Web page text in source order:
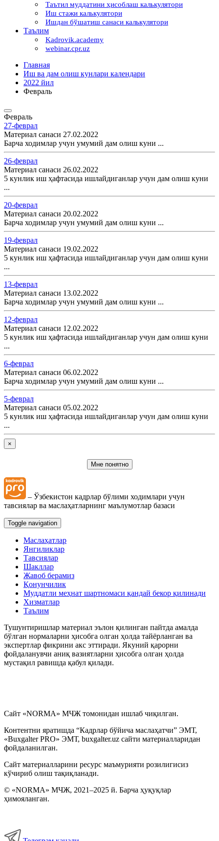
Таътил муддатини ҳисоблаш калькулятори
Иш стажи калькулятори
Ишдан бўшатиш санаси калькулятори
Таълим
Kadrovik.academy
webinar.cpr.uz
Главная
Иш ва дам олиш кунлари календари
2022 йил
Февраль
Февраль
27-феврал
Материал санаси 27.02.2022
Барча ходимлар учун умумий дам олиш куни ...
26-феврал
Материал санаси 26.02.2022
5 кунлик иш ҳафтасида ишлайдиганлар учун дам олиш куни
...
20-феврал
Материал санаси 20.02.2022
Барча ходимлар учун умумий дам олиш куни ...
19-феврал
Материал санаси 19.02.2022
5 кунлик иш ҳафтасида ишлайдиганлар учун дам олиш куни
...
13-феврал
Материал санаси 13.02.2022
Барча ходимлар учун умумий дам олиш куни ...
12-феврал
Материал санаси 12.02.2022
5 кунлик иш ҳафтасида ишлайдиганлар учун дам олиш куни
...
6-феврал
Материал санаси 06.02.2022
Барча ходимлар учун умумий дам олиш куни ...
5-феврал
Материал санаси 05.02.2022
5 кунлик иш ҳафтасида ишлайдиганлар учун дам олиш куни
...
×
Мне понятно
– Ўзбекистон кадрлар бўлими ходимлари учун
тавсиялар ва маслаҳатларнинг маълумотлар базаси
Toggle navigation
Маслаҳатлар
Янгиликлар
Тавсиялар
Шакллар
Жавоб берамиз
Қонунчилик
Муддатли меҳнат шартномаси қандай бекор қилинади
Хизматлар
Таълим
Тушунтиришлар материал эълон қилинган пайтда амалда
бўлган нормаларни ҳисобга олган ҳолда тайёрланган ва
экспертлар фикрини акс эттиради. Якуний қарорни
фойдаланувчи аниқ вазиятларни ҳисобга олган ҳолда
мустақил равишда қабул қилади.
Сайт «NORMA» МЧЖ томонидан ишлаб чиқилган.
Контентни яратишда “Кадрлар бўйича маслаҳатчи” ЭМТ,
«Buxgalter PRO» ЭМТ, buxgalter.uz сайти материалларидан
фойдаланилган.
Сайт материалларини ресурс маъмурияти розилигисиз
кўчириб олиш тақиқланади.
© «NORMA» МЧЖ, 2021–2025 й. Барча ҳуқуқлар
ҳимояланган.